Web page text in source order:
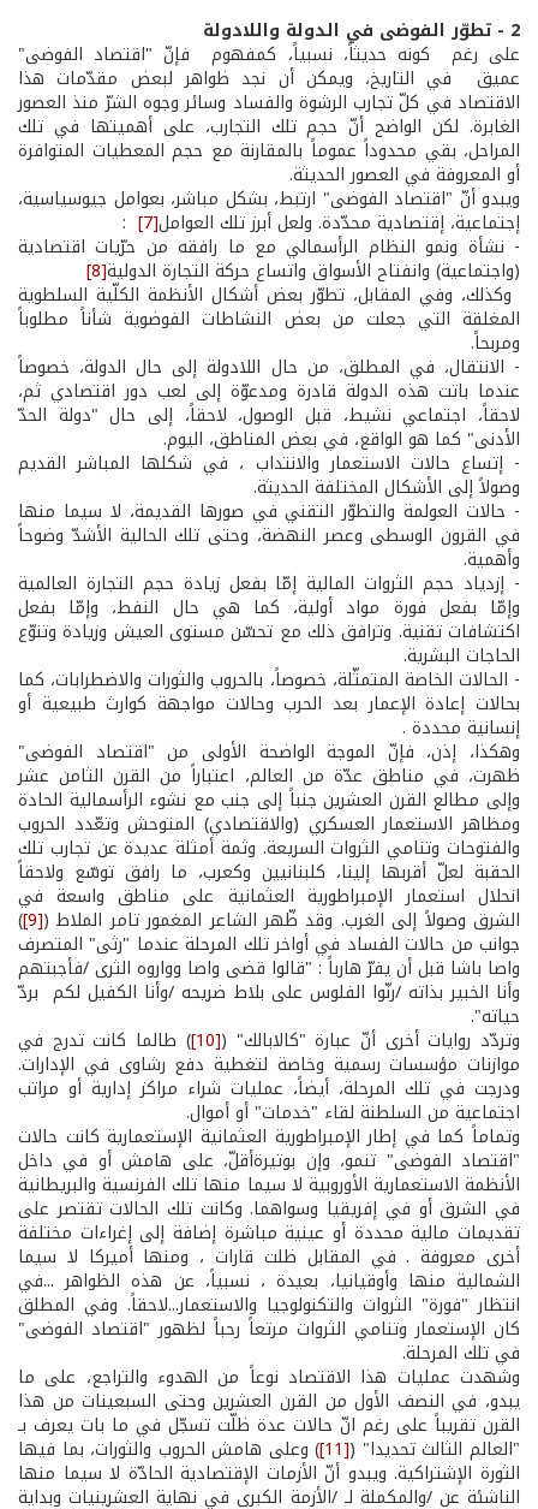
2 - تطوّر الفوضى في الدولة واللادولة
على رغم كونه حديثاً، نسبياً، كمفهوم فإنّ "اقتصاد الفوضى"
عميق في التاريخ، ويمكن أن نجد ظواهر لبعض مقدّمات هذا
الاقتصاد في كلّ تجارب الرشوة والفساد وسائر وجوه الشرّ منذ العصور
الغابرة. لكن الواضح أنّ حجم تلك التجارب، على أهميتها في تلك
المراحل، بقي محدوداً عموماً بالمقارنة مع حجم المعطيات المتوافرة
أو المعروفة في العصور الحديثة.
ويبدو أنّ "اقتصاد الفوضى" ارتبط، بشكل مباشر، بعوامل جيوسياسية،
إجتماعية، إقتصادية محدّدة. ولعل أبرز تلك العوامل[7]
:
­- نشأة ونمو النظام الرأسمالي مع ما رافقه من حرّيات اقتصادية
(واجتماعية) وانفتاح الأسواق واتساع حركة التجارة الدولية[8]
­ وكذلك، وفي المقابل، تطوّر بعض أشكال الأنظمة الكلّية السلطوية
المغلقة التي جعلت من بعض النشاطات الفوضوية شأناً مطلوباً
ومربحاً.
­- الانتقال، في المطلق، من حال اللادولة إلى حال الدولة، خصوصاً
عندما باتت هذه الدولة قادرة ومدعوّة إلى لعب دور اقتصادي ثم،
لاحقاً، اجتماعي نشيط، قبل الوصول، لاحقاً، إلى حال "دولة الحدّ
الأدنى" كما هو الواقع، في بعض المناطق، اليوم.
­- إتساع حالات الاستعمار والانتداب ، في شكلها المباشر القديم
وصولاً إلى الأشكال المختلفة الحديثة.
­- حالات العولمة والتطوّر التقني في صورها القديمة، لا سيما منها
في القرون الوسطى وعصر النهضة، وحتى تلك الحالية الأشدّ وضوحاً
وأهمية.
­- إزدياد حجم الثروات المالية إمّا بفعل زيادة حجم التجارة العالمية
وإمّا بفعل فورة مواد أولية، كما هي حال النفط، وإمّا بفعل
اكتشافات تقنية. وترافق ذلك مع تحسّن مستوى العيش وزيادة وتنوّع
الحاجات البشرية.
­- الحالات الخاصة المتمثّلة، خصوصاً، بالحروب والثورات والاضطرابات، كما
بحالات إعادة الإعمار بعد الحرب وحالات مواجهة كوارث طبيعية أو
إنسانية محددة .
وهكذا، إذن، فإنّ الموجة الواضحة الأولى من "اقتصاد الفوضى"
ظهرت، في مناطق عدّة من العالم، اعتباراً من القرن الثامن عشر
وإلى مطالع القرن العشرين جنباً إلى جنب مع نشوء الرأسمالية الحادة
ومظاهر الاستعمار العسكري (والاقتصادي) المتوحش وتعّدد الحروب
والفتوحات وتنامي الثروات السريعة. وثمة أمثلة عديدة عن تجارب تلك
الحقبة لعلّ أقربها إلينا، كلبنانيين وكعرب، ما رافق توسّع ولاحقاً
انحلال استعمار الإمبراطورية العثمانية على مناطق واسعة في
الشرق وصولاً إلى الغرب. وقد ظّهر الشاعر المغمور تامر الملاط ([9]
)
جوانب من حالات الفساد في أواخر تلك المرحلة عندما "رثى" المتصرف
واصا باشا قبل أن يفرّ هارباً : "قالوا قضى واصا وواروه الثرى /فأجبتهم
وأنا الخبير بذاته /رنّوا الفلوس على بلاط ضريحه /وأنا الكفيل لكم بردّ
حياته".
وتردّد روايات أخرى أنّ عبارة "كالابالك" ([10] ) طالما كانت تدرج في
موازنات مؤسسات رسمية وخاصة لتغطية دفع رشاوى في الإدارات.
ودرجت في تلك المرحلة، أيضاً، عمليات شراء مراكز إدارية أو مراتب
اجتماعية من السلطنة لقاء "خدمات" أو أموال.
وتماماً كما في إطار الإمبراطورية العثمانية الإستعمارية كانت حالات
"اقتصاد الفوضى" تنمو، وإن بوتيرةأقلّ، على هامش أو في داخل
الأنظمة الاستعمارية الأوروبية لا سيما منها تلك الفرنسية والبريطانية
في الشرق أو في إفريقيا وسواهما. وكانت تلك الحالات تقتصر على
تقديمات مالية محددة أو عينية مباشرة إضافة إلى إغراءات مختلفة
أخرى معروفة . في المقابل ظلت قارات ، ومنها أميركا لا سيما
الشمالية منها وأوقيانيا، بعيدة ، نسبياً، عن هذه الظواهر ...في
انتظار "فورة" الثروات والتكنولوجيا والاستعمار...لاحقاً. وفي المطلق
كان الإستعمار وتنامي الثروات مرتعاً رحباً لظهور "اقتصاد الفوضى"
في تلك المرحلة.
وشهدت عمليات هذا الاقتصاد نوعاً من الهدوء والتراجع، على ما
يبدو، في النصف الأول من القرن العشرين وحتى السبعينات من هذا
القرن تقريباً على رغم انّ حالات عدة ظلّت تسجّل في ما بات يعرف بـ
"العالم الثالث تحديدا" ([11] ) وعلى هامش الحروب والثورات، بما فيها
الثورة الإشتراكية. ويبدو أنّ الأزمات الإقتصادية الحادّة لا سيما منها
الناشئة عن /والمكملة لـ /الأزمة الكبرى في نهاية العشرينيات وبداية